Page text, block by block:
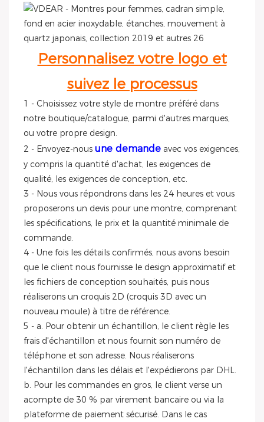
Personnalisez votre logo et
suivez le processus
1 - Choisissez votre style de montre préféré dans
notre boutique/catalogue, parmi d'autres marques,
ou votre propre design.
2 - Envoyez-nous une demande avec vos exigences,
y compris la quantité d'achat, les exigences de
qualité, les exigences de conception, etc.
3 - Nous vous répondrons dans les 24 heures et vous
proposerons un devis pour une montre, comprenant
les spécifications, le prix et la quantité minimale de
commande.
4 - Une fois les détails confirmés, nous avons besoin
que le client nous fournisse le design approximatif et
les fichiers de conception souhaités, puis nous
réaliserons un croquis 2D (croquis 3D avec un
nouveau moule) à titre de référence.
5 - a. Pour obtenir un échantillon, le client règle les
frais d'échantillon et nous fournit son numéro de
téléphone et son adresse. Nous réaliserons
l'échantillon dans les délais et l'expédierons par DHL.
b. Pour les commandes en gros, le client verse un
acompte de 30 % par virement bancaire ou via la
plateforme de paiement sécurisé. Dans le cas